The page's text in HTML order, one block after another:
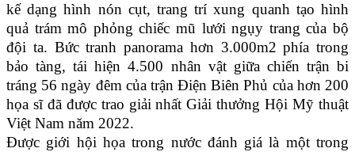
kế dạng hình nón cụt, trang trí xung quanh tạo hình
quả trám mô phỏng chiếc mũ lưới ngụy trang của bộ
đội ta. Bức tranh panorama hơn 3.000m2 phía trong
bảo tàng, tái hiện 4.500 nhân vật giữa chiến trận bi
tráng 56 ngày đêm của trận Điện Biên Phủ của hơn 200
họa sĩ đã được trao giải nhất Giải thưởng Hội Mỹ thuật
Việt Nam năm 2022.
Được giới hội họa trong nước đánh giá là một trong